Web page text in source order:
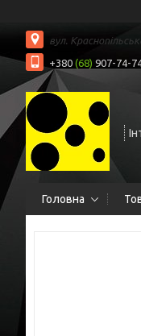
вул.
+380 (68) 907-74-
Головна